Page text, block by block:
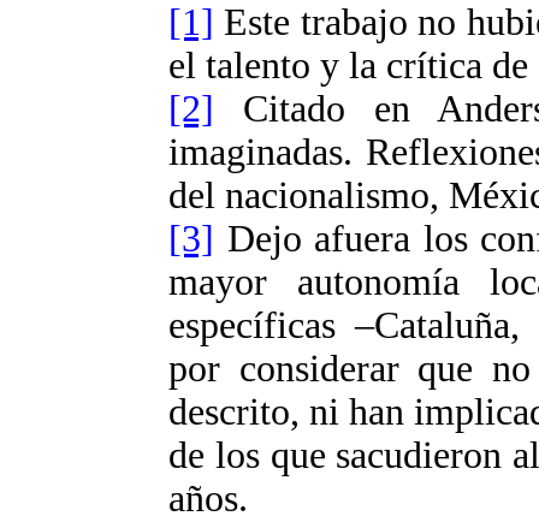
[1] Este trabajo no
el talento y la crítica
[2] Citado en
imaginadas.
del nacionalismo,
[3] Dejo afuera los
mayor autonomía
específicas
por considerar que
descrito, ni han
de los que sacudieron
años.